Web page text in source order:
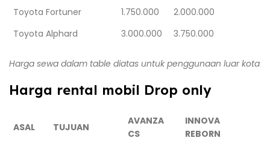
Toyota Fortuner
1.750.000
2.000.000
Toyota Alphard
3.000.000 3.750.000
Harga sewa dalam table diatas untuk penggunaan luar kota
Harga rental mobil Drop only
ASAL TUJUAN
AVANZA
CS
INNOVA
REBORN